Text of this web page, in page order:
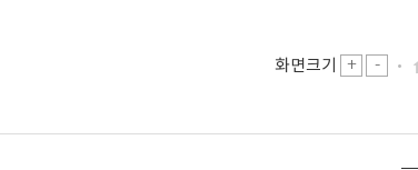
화면크기 + -